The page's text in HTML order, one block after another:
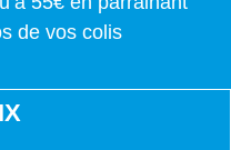
de vos colis